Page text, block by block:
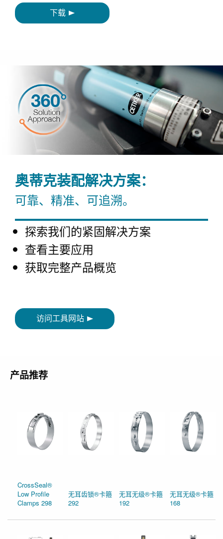
下载
奥蒂克装配解决方案：
可靠、精准、可追溯。
探索我们的紧固解决方案
查看主要应用
获取完整产品概览
访问工具网站
产品推荐
CrossSeal®
Low Profile
Clamps 298
无耳齿锁®卡箍
292
无耳无级®卡箍
192
无耳无级®卡箍
168